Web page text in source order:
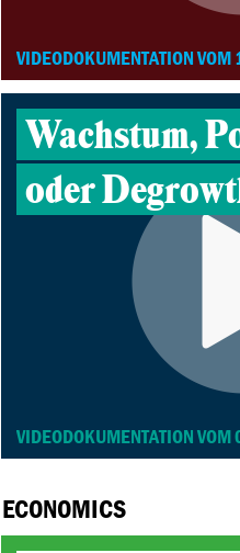
VIDEODOKUMENTATION
Wachstum,
oder
VIDEODOKUMENTATION